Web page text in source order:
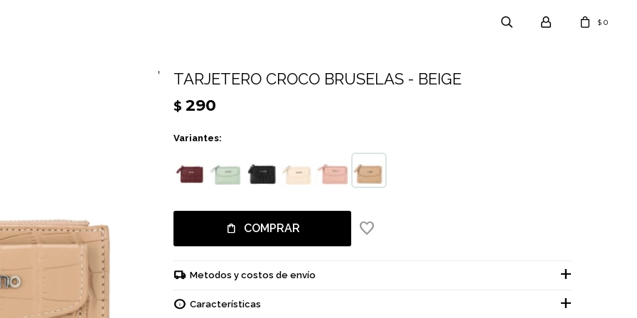
$ 0
TARJETERO CROCO BRUSELAS - BEIGE
$ 290
Variantes:
COMPRAR
Metodos y costos de envío
Características